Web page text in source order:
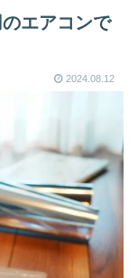
エアコンで
2024.08.12